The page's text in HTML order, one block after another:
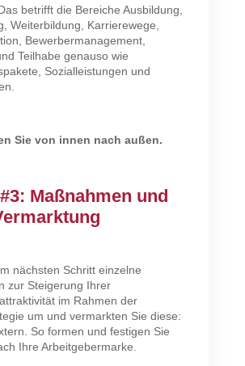
Das betrifft die Bereiche Ausbildung,
Weiterbildung, Karrierewege,
Bewerbermanagement,
Teilhabe genauso wie
Sozialleistungen und
Sie von innen nach außen.
Maßnahmen und
nächsten Schritt einzelne
zur Steigerung Ihrer
im Rahmen der
um und vermarkten Sie diese:
So formen und festigen Sie
Ihre Arbeitgebermarke.